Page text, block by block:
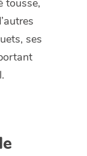
tousse,
ses